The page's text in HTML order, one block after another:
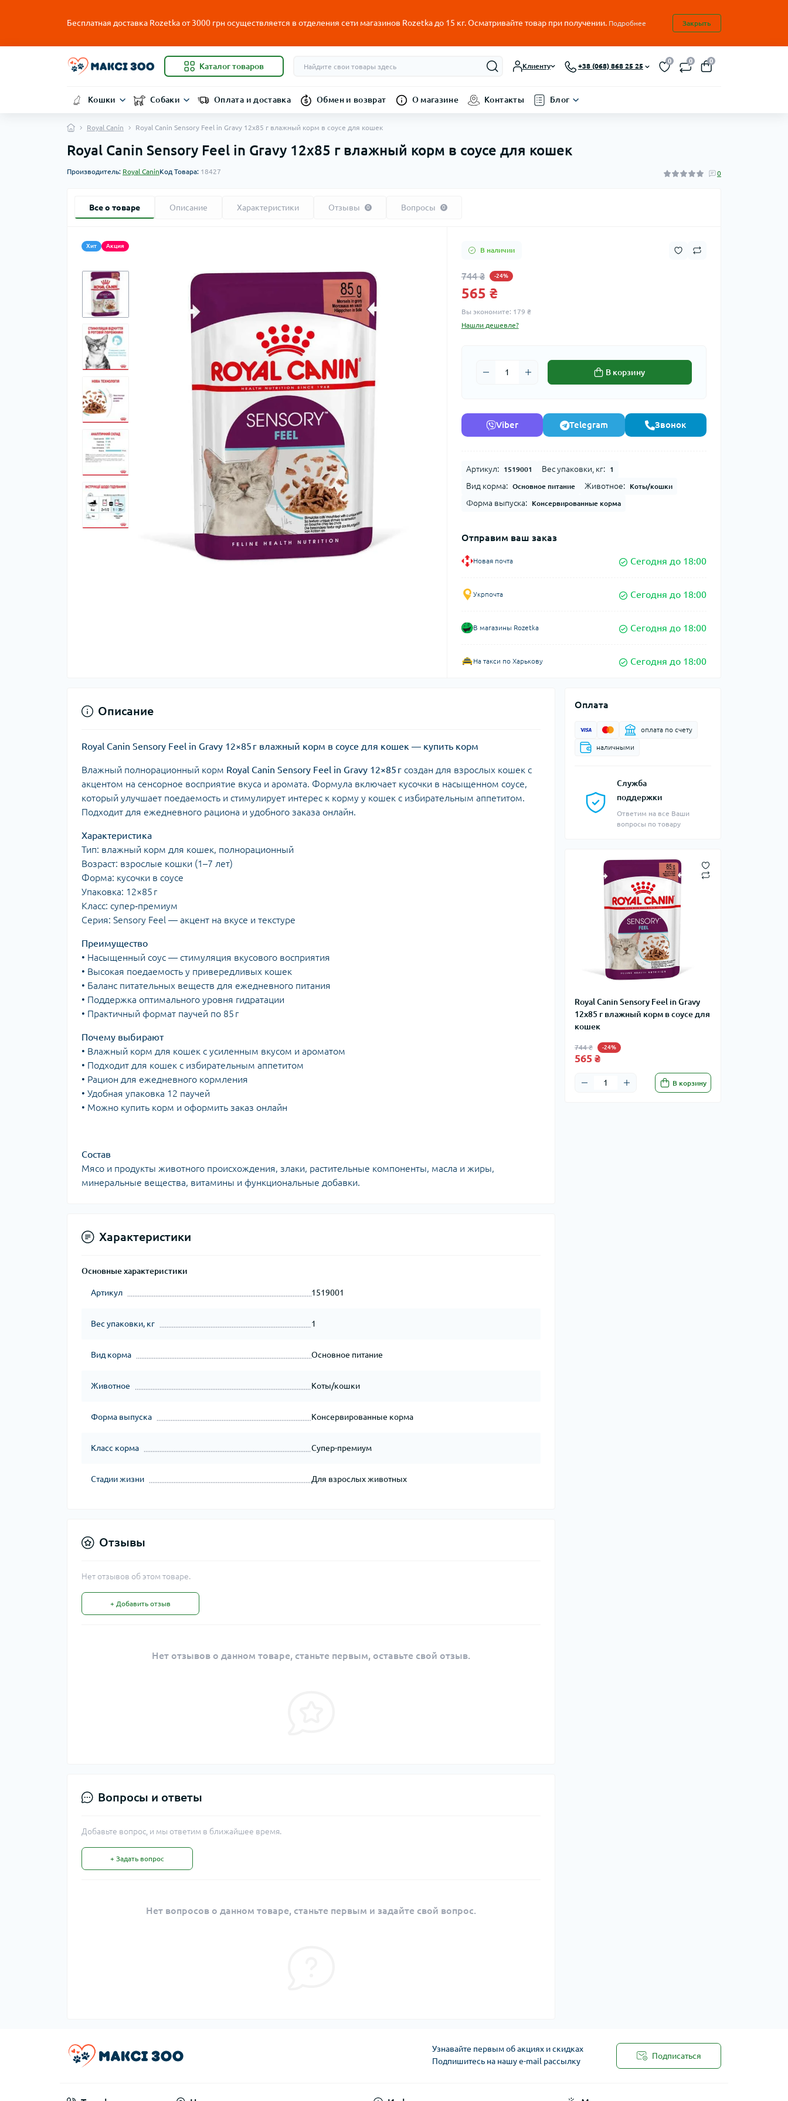
Бесплатная доставка Rozetka от3000 грн осуществляется в отделения сети магазинов Rozetka до 15 кг. Осматривайте товар при получении. Подробнее Закрыть
Каталог товаров Клиенту +38 (068) 868 25 25
0 0 0
Кошки Собаки Оплата и доставка Обмен и возврат О магазине Контакты Блог
Royal Canin Royal Canin Sensory Feel in Gravy 12х85 г влажный корм в соусе для кошек
Royal Canin Sensory Feel in Gravy 12х85 г влажный корм в соусе для кошек
Производитель: Royal CaninКод Товара: 18427 0
Все о товаре Описание Характеристики Отзывы 0 Вопросы 0
Хит Акция
В наличии
744 ₴ -24%
565 ₴
Вы экономите: 179 ₴
Нашли дешевле?
В корзину
Viber Telegram Звонок
Артикул: 1519001 Вес упаковки, кг: 1
Вид корма: Основное питание Животное: Коты/кошки
Форма выпуска: Консервированные корма
Отправим ваш заказ
Новая почта Сегодня до 18:00
Укрпочта Сегодня до 18:00
В магазины Rozetka Сегодня до 18:00
На такси по Харькову Сегодня до 18:00
Оплата
оплата по счету
наличными
Служба
поддержки
Ответим на все Ваши
вопросы по товару
Royal Canin Sensory Feel in Gravy
12х85 г влажный корм в соусе для
кошек
744 ₴ -24%
565 ₴
В корзину
Описание
Royal Canin Sensory Feel in Gravy 12×85 г влажный корм в соусе для кошек — купить корм
Влажный полнорационный корм Royal Canin Sensory Feel in Gravy 12×85 г создан для взрослых кошек с
акцентом на сенсорное восприятие вкусa и аромата. Формула включает кусочки в насыщенном соусе,
который улучшает поедаемость и стимулирует интерес к корму у кошек с избирательным аппетитом.
Подходит для ежедневного рациона и удобного заказа онлайн.
Характеристика
Тип: влажный корм для кошек, полнорационный
Возраст: взрослые кошки (1–7 лет)
Форма: кусочки в соусе
Упаковка: 12×85 г
Класс: супер‑премиум
Серия: Sensory Feel — акцент на вкусе и текстуре
Преимущество
• Насыщенный соус — стимуляция вкусового восприятия
• Высокая поедаемость у привередливых кошек
• Баланс питательных веществ для ежедневного питания
• Поддержка оптимального уровня гидратации
• Практичный формат паучей по 85 г
Почему выбирают
• Влажный корм для кошек с усиленным вкусом и ароматом
• Подходит для кошек с избирательным аппетитом
• Рацион для ежедневного кормления
• Удобная упаковка 12 паучей
• Можно купить корм и оформить заказ онлайн
Состав
Мясо и продукты животного происхождения, злаки, растительные компоненты, масла и жиры,
минеральные вещества, витамины и функциональные добавки.
Характеристики
Основные характеристики
Артикул 1519001
Вес упаковки, кг 1
Вид корма Основное питание
Животное Коты/кошки
Форма выпуска Консервированные корма
Класс корма Супер-премиум
Стадии жизни Для взрослых животных
Отзывы
Нет отзывов об этом товаре.
+ Добавить отзыв
Нет отзывов о данном товаре, станьте первым, оставьте свой отзыв.
Вопросы и ответы
Добавьте вопрос, и мы ответим в ближайшее время.
+ Задать вопрос
Нет вопросов о данном товаре, станьте первым и задайте свой вопрос.
Узнавайте первым об акциях и скидках
Подпишитесь на нашу e-mail рассылку
Подписаться